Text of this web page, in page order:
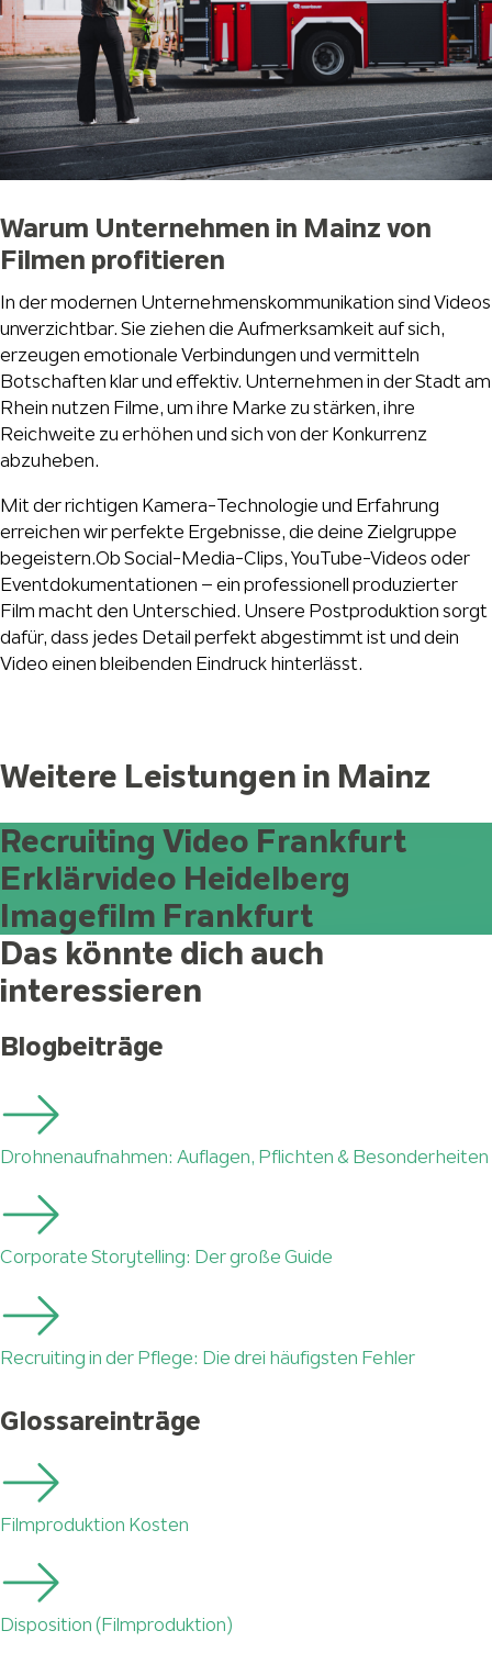
Warum Unternehmen in Mainz von
Filmen profitieren
In der modernen Unternehmenskommunikation sind Videos
unverzichtbar. Sie ziehen die Aufmerksamkeit auf sich,
erzeugen emotionale Verbindungen und vermitteln
Botschaften klar und effektiv. Unternehmen in der Stadt am
Rhein nutzen Filme, um ihre Marke zu stärken, ihre
Reichweite zu erhöhen und sich von der Konkurrenz
abzuheben.
Mit der richtigen Kamera-Technologie und Erfahrung
erreichen wir perfekte Ergebnisse, die deine Zielgruppe
begeistern.Ob Social-Media-Clips, YouTube-Videos oder
Eventdokumentationen – ein professionell produzierter
Film macht den Unterschied. Unsere Postproduktion sorgt
dafür, dass jedes Detail perfekt abgestimmt ist und dein
Video einen bleibenden Eindruck hinterlässt.
Weitere Leistungen in Mainz
Recruiting Video Frankfurt
Erklärvideo Heidelberg
Imagefilm Frankfurt
Das könnte dich auch
interessieren
Blogbeiträge
Drohnenaufnahmen: Auflagen, Pflichten & Besonderheiten
Corporate Storytelling: Der große Guide
Recruiting in der Pflege: Die drei häufigsten Fehler
Glossareinträge
Filmproduktion Kosten
Disposition (Filmproduktion)